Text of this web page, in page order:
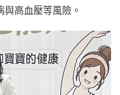
高血壓等風險。